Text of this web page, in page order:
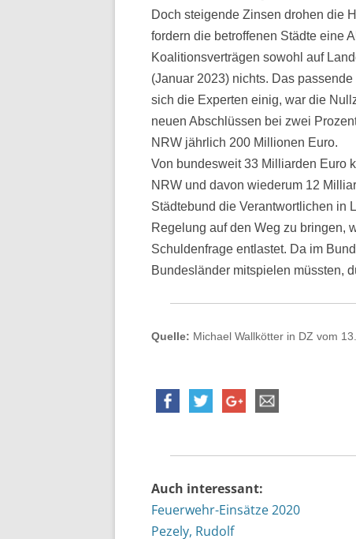
Doch steigende Zinsen drohen die
fordern die betroffenen Städte eine
Koalitionsverträgen sowohl auf
(Januar 2023) nichts. Das
sich die Experten einig, war die
neuen Abschlüssen bei zwei
NRW jährlich 200 Millionen Euro.
Von bundesweit 33 Milliarden Euro
NRW und davon wiederum 12
Städtebund die Verantwortlichen in
Regelung auf den Weg zu bringen,
Schuldenfrage entlastet. Da im
Bundesländer mitspielen müssten,
Quelle: Michael Wallkötter in DZ vom
Auch interessant:
Feuerwehr-Einsätze 2020
Pezely, Rudolf